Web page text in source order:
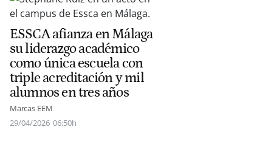
ESSCA afianza en Málaga
su liderazgo académico
como única escuela con
triple acreditación y mil
alumnos en tres años
Marcas EEM
29/04/2026 06:50h